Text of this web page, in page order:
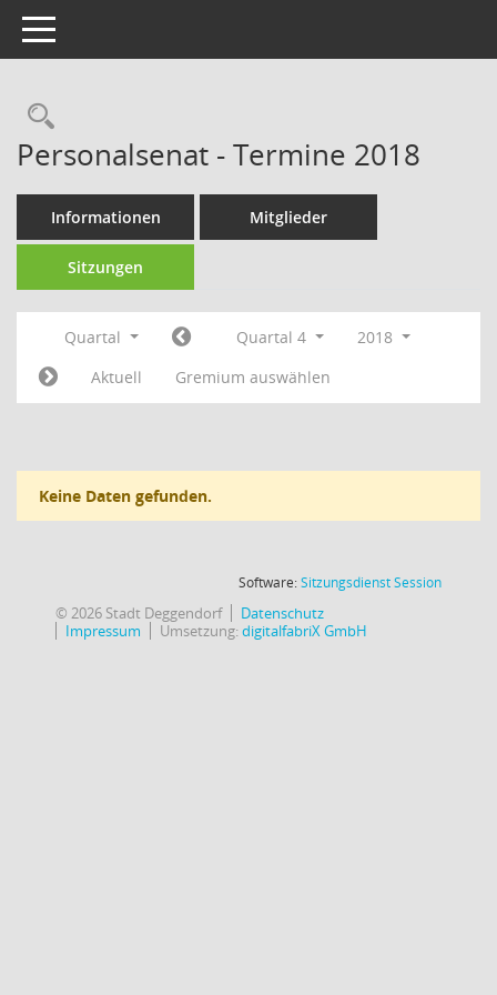
Toggle navigation
Rechercheauswahl
Personalsenat - Termine 2018
Informationen Mitglieder
Sitzungen
Quartal Quartal 4
2018
Aktuell
Gremium auswählen
Keine Daten gefunden.
Software:SitzungsdienstSession(Wird in
© 2026 Stadt Deggendorf
Datenschutz
Impressum
Umsetzung:digitalfabriX GmbH